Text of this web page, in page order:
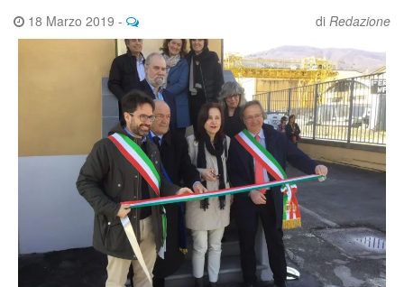
18 Marzo 2019 - di Redazione